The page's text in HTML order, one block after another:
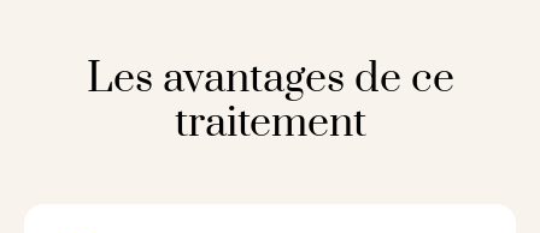
Les avantages de ce
traitement